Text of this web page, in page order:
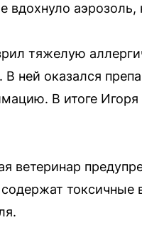
вдохнуло аэрозоль,
тяжелую
В ней оказался
В итоге
ветеринар
токсичные